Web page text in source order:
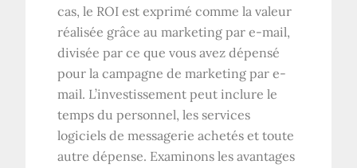
cas, le ROI est exprimé comme la valeur
réalisée grâce au marketing par e-mail,
divisée par ce que vous avez dépensé
pour la campagne de marketing par e-
mail. L’investissement peut inclure le
temps du personnel, les services
logiciels de messagerie achetés et toute
autre dépense. Examinons les avantages